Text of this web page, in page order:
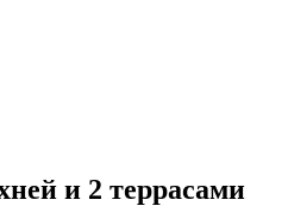
и 2 террасами